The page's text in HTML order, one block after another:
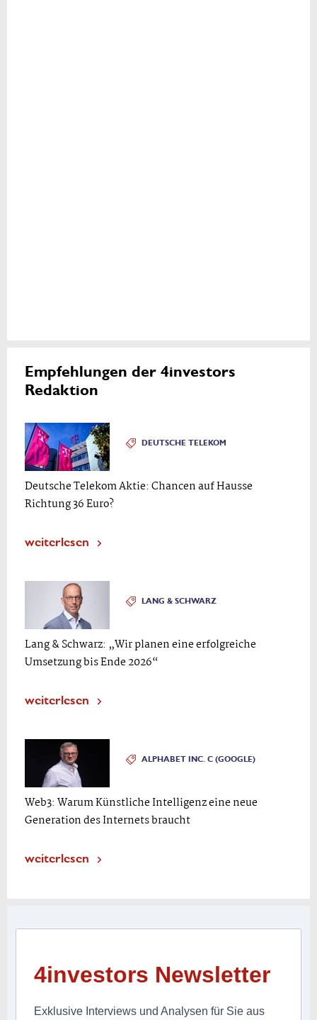
Empfehlungen der 4investors
Redaktion
DEUTSCHE TELEKOM
Deutsche Telekom Aktie: Chancen auf Hausse
Richtung 36 Euro?
weiterlesen
LANG & SCHWARZ
Lang & Schwarz: „Wir planen eine erfolgreiche
Umsetzung bis Ende 2026“
weiterlesen
ALPHABET INC. C (GOOGLE)
Web3: Warum Künstliche Intelligenz eine neue
Generation des Internets braucht
weiterlesen
4investors Newsletter
Exklusive Interviews und Analysen für Sie aus